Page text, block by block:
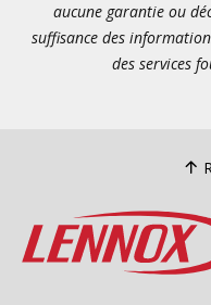
aucune garantie ou
suffisance des
des services